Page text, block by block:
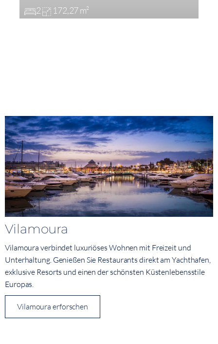
2 172,27 m²
Vilamoura
Vilamoura verbindet luxuriöses Wohnen mit Freizeit und
Unterhaltung. Genießen Sie Restaurants direkt am Yachthafen,
exklusive Resorts und einen der schönsten Küstenlebensstile
Europas.
Vilamoura erforschen